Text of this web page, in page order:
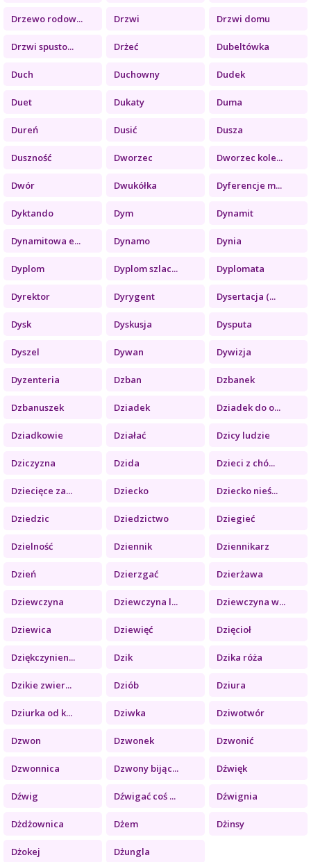
Drzewo rodow... Drzwi Drzwi domu
Drzwi spusto... Drżeć Dubeltówka
Duch Duchowny Dudek
Duet Dukaty Duma
Dureń Dusić Dusza
Duszność Dworzec Dworzec kole...
Dwór Dwukółka Dyferencje m...
Dyktando Dym Dynamit
Dynamitowa e... Dynamo Dynia
Dyplom Dyplom szlac... Dyplomata
Dyrektor Dyrygent Dysertacja (...
Dysk Dyskusja Dysputa
Dyszel Dywan Dywizja
Dyzenteria Dzban Dzbanek
Dzbanuszek Dziadek Dziadek do o...
Dziadkowie Działać Dzicy ludzie
Dziczyzna Dzida Dzieci z chó...
Dziecięce za... Dziecko Dziecko nieś...
Dziedzic Dziedzictwo Dziegieć
Dzielność Dziennik Dziennikarz
Dzień Dzierzgać Dzierżawa
Dziewczyna Dziewczyna l... Dziewczyna w...
Dziewica Dziewięć Dzięcioł
Dziękczynien... Dzik Dzika róża
Dzikie zwier... Dziób Dziura
Dziurka od k... Dziwka Dziwotwór
Dzwon Dzwonek Dzwonić
Dzwonnica Dzwony bijąc... Dźwięk
Dźwig Dźwigać coś ... Dźwignia
Dżdżownica Dżem Dżinsy
Dżokej Dżungla